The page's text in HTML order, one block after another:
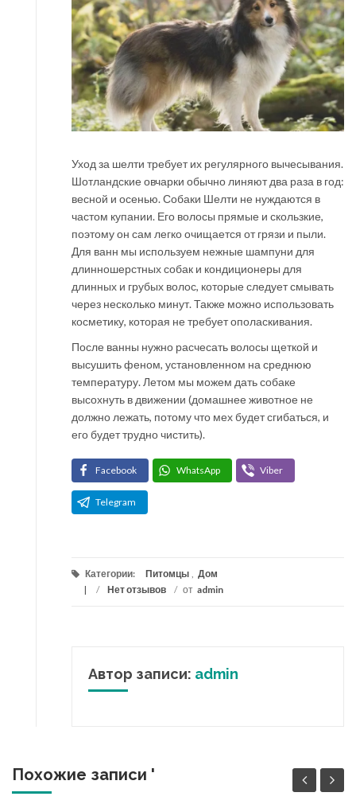
Уход за шелти требует их регулярного вычесывания.
Шотландские овчарки обычно линяют два раза в год:
весной и осенью. Собаки Шелти не нуждаются в
частом купании. Его волосы прямые и скользкие,
поэтому он сам легко очищается от грязи и пыли.
Для ванн мы используем нежные шампуни для
длинношерстных собак и кондиционеры для
длинных и грубых волос, которые следует смывать
через несколько минут. Также можно использовать
косметику, которая не требует ополаскивания.
После ванны нужно расчесать волосы щеткой и
высушить феном, установленном на среднюю
температуру. Летом мы можем дать собаке
высохнуть в движении (домашнее животное не
должно лежать, потому что мех будет сгибаться, и
его будет трудно чистить).
Facebook WhatsApp Viber
Telegram
Категории: Питомцы , Дом
/
Нет отзывов / от admin
Автор записи: admin
Похожие записи '